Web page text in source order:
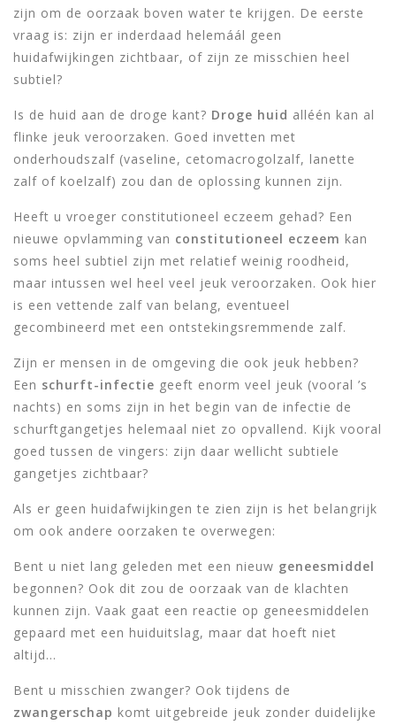
zijn om de oorzaak boven water te krijgen. De eerste
vraag is: zijn er inderdaad helemáál geen
huidafwijkingen zichtbaar, of zijn ze misschien heel
subtiel?
Is de huid aan de droge kant? Droge huid alléén kan al
flinke jeuk veroorzaken. Goed invetten met
onderhoudszalf (vaseline, cetomacrogolzalf, lanette
zalf of koelzalf) zou dan de oplossing kunnen zijn.
Heeft u vroeger constitutioneel eczeem gehad? Een
nieuwe opvlamming van constitutioneel eczeem kan
soms heel subtiel zijn met relatief weinig roodheid,
maar intussen wel heel veel jeuk veroorzaken. Ook hier
is een vettende zalf van belang, eventueel
gecombineerd met een ontstekingsremmende zalf.
Zijn er mensen in de omgeving die ook jeuk hebben?
Een schurft-infectie geeft enorm veel jeuk (vooral ’s
nachts) en soms zijn in het begin van de infectie de
schurftgangetjes helemaal niet zo opvallend. Kijk vooral
goed tussen de vingers: zijn daar wellicht subtiele
gangetjes zichtbaar?
Als er geen huidafwijkingen te zien zijn is het belangrijk
om ook andere oorzaken te overwegen:
Bent u niet lang geleden met een nieuw geneesmiddel
begonnen? Ook dit zou de oorzaak van de klachten
kunnen zijn. Vaak gaat een reactie op geneesmiddelen
gepaard met een huiduitslag, maar dat hoeft niet
altijd…
Bent u misschien zwanger? Ook tijdens de
zwangerschap komt uitgebreide jeuk zonder duidelijke